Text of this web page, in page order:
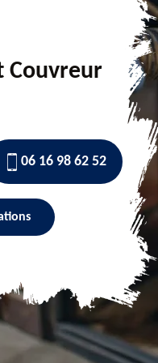
Couvreur
06 16 98 62 52